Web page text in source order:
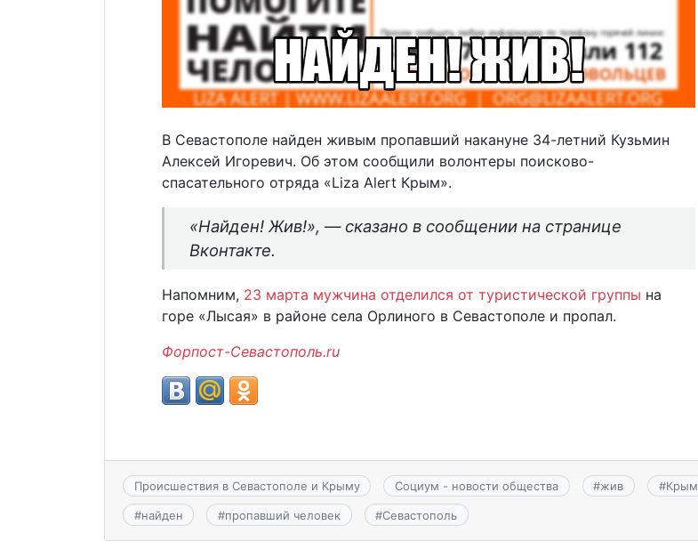
В Севастополе найден живым пропавший накануне 34-летний Кузьмин
Алексей Игоревич. Об этом сообщили волонтеры поисково-
спасательного отряда «Liza Alert Крым».
«Найден! Жив!», — сказано в сообщении на странице
Вконтакте.
Напомним, 23 марта мужчина отделился от туристической группы на
горе «Лысая» в районе села Орлиного в Севастополе и пропал.
Форпост-Севастополь.ru
Происшествия в Севастополе и Крыму Социум - новости общества #жив #Крым
#найден #пропавший человек #Севастополь